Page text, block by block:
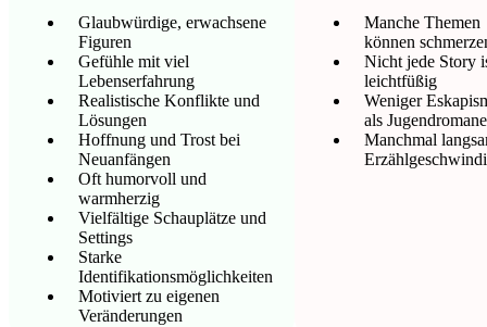
Glaubwürdige, erwachsene
Figuren
Gefühle mit viel
Lebenserfahrung
Realistische Konflikte und
Lösungen
Hoffnung und Trost bei
Neuanfängen
Oft humorvoll und
warmherzig
Vielfältige Schauplätze und
Settings
Starke
Identifikationsmöglichkeiten
Motiviert zu eigenen
Veränderungen
Manche Themen
können
Nicht jede Story
leichtfüßig
Weniger
als Jugendromane
Manchmal